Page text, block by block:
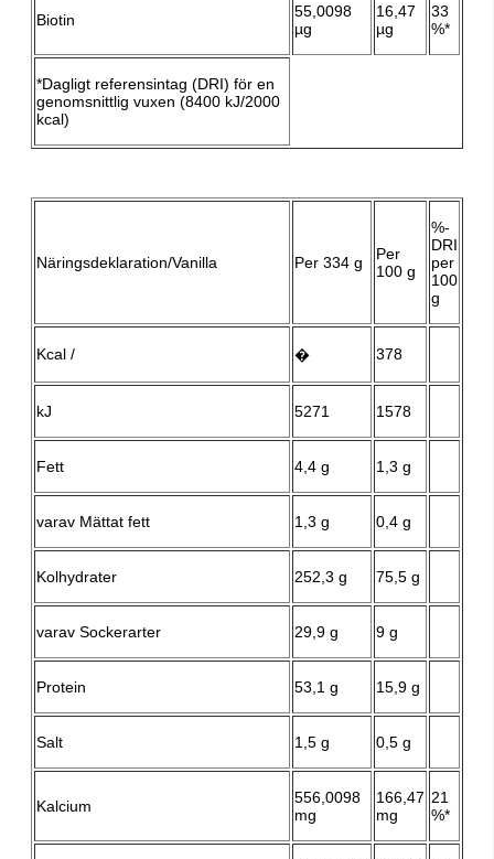
Biotin
55,0098
µg
16,47
µg
33
%*
*Dagligt referensintag (DRI) för en
genomsnittlig vuxen (8400 kJ/2000
kcal)
Näringsdeklaration/Vanilla Per 334 g
Per
100 g
%-
DRI
per
100
g
Kcal / � 378
kJ 5271 1578
Fett 4,4 g 1,3 g
varav Mättat fett 1,3 g 0,4 g
Kolhydrater 252,3 g 75,5 g
varav Sockerarter 29,9 g 9 g
Protein 53,1 g 15,9 g
Salt 1,5 g 0,5 g
Kalcium
556,0098
mg
166,47
mg
21
%*